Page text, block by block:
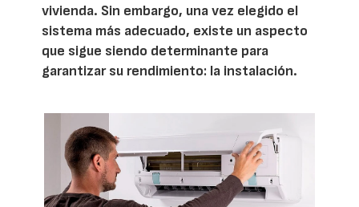
vivienda. Sin embargo, una vez elegido el
sistema más adecuado, existe un aspecto
que sigue siendo determinante para
garantizar su rendimiento: la instalación.